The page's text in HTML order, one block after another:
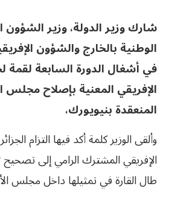
شارك وزير الدولة، وزير الشؤون
الوطنية بالخارج والشؤون
في أشغال الدورة السابعة لقمة
المنعقدة بنيويورك،
وألقى الوزير كلمة أكد فيها التزام
الإفريقي المشترك الرامي إلى تصحيح
طال القارة في تمثيلها داخل مجلس